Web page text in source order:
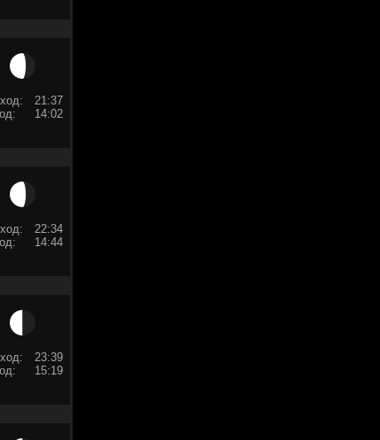
21:37
14:02
22:34
14:44
23:39
15:19